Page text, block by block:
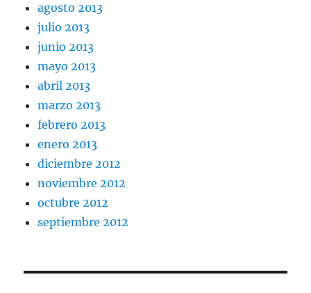
agosto 2013
julio 2013
junio 2013
mayo 2013
abril 2013
marzo 2013
febrero 2013
enero 2013
diciembre 2012
noviembre 2012
octubre 2012
septiembre 2012